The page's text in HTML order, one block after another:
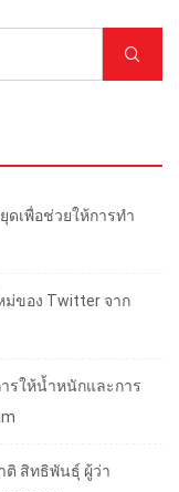
เพื่อช่วยให้การทำ
ม่ของ Twitter จาก
ารให้น้ำหนักและการ
ติ สิทธิพันธุ์ ผู้ว่า